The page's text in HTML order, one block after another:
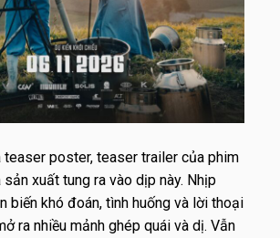
teaser poster, teaser trailer của phim
xuất tung ra vào dịp này. Nhịp
biến khó đoán, tình huống và lời thoại
ra nhiều mảnh ghép quái và dị. Vẫn